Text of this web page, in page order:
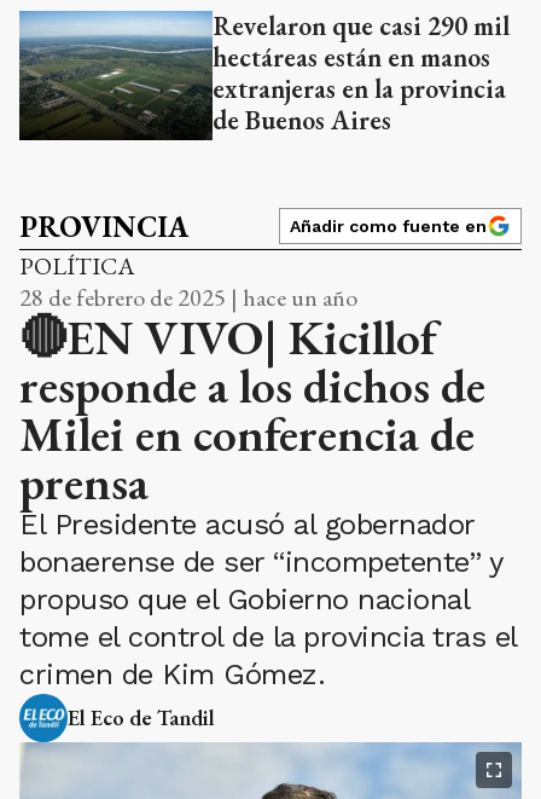
Revelaron que casi 290 mil
hectáreas están en manos
extranjeras en la provincia
de Buenos Aires
PROVINCIA Añadir como fuente en
POLÍTICA
28 de febrero de 2025 | hace un año
🔴EN VIVO| Kicillof
responde a los dichos de
Milei en conferencia de
prensa
El Presidente acusó al gobernador
bonaerense de ser “incompetente” y
propuso que el Gobierno nacional
tome el control de la provincia tras el
crimen de Kim Gómez.
El Eco de Tandil